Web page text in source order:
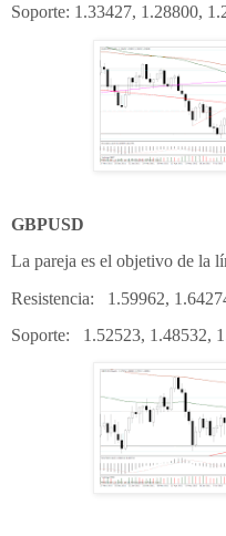
Soporte: 1.33427, 1.28800,
GBPUSD
La pareja es el objetivo de la
Resistencia: 1.59962,
Soporte: 1.52523, 1.48532,